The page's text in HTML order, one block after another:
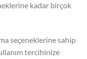
kadar birçok
seçeneklerine sahip
tercihinize